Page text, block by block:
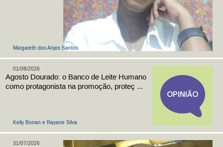
Margareth dos Anjos Santos
Kelly Bonan e Rayane Silva
01/08/2026
Agosto Dourado: o Banco de Leite Humano
como protagonista na promoção, proteç ...
31/07/2026